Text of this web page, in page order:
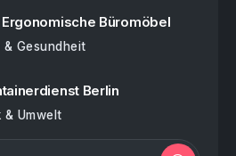
Büromöbel
& Gesundheit
Berlin
& Umwelt